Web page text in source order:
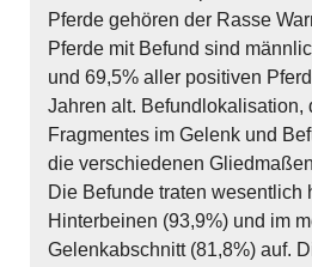
Pferde gehören der Rasse
Pferde mit Befund sind
und 69,5% aller positiven
Jahren alt. Befundlokalisation,
Fragmentes im Gelenk und
die verschiedenen
Die Befunde traten wesentlich
Hinterbeinen (93,9%) und im
Gelenkabschnitt (81,8%) auf.